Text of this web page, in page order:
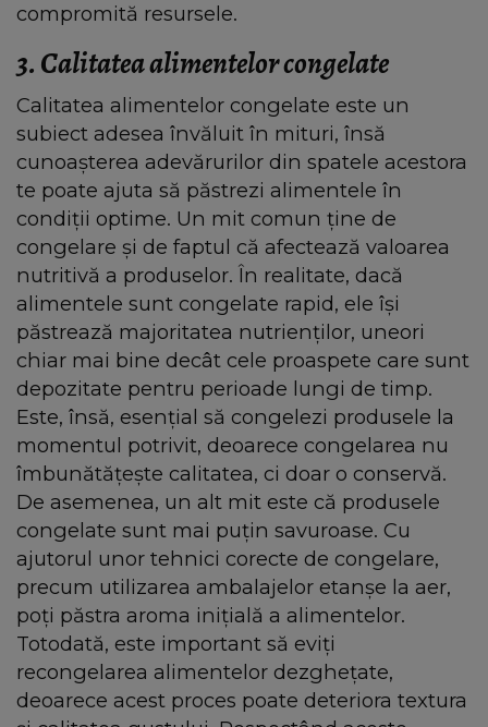
compromită resursele.
3. Calitatea alimentelor congelate
Calitatea alimentelor congelate este un
subiect adesea învăluit în mituri, însă
cunoașterea adevărurilor din spatele acestora
te poate ajuta să păstrezi alimentele în
condiții optime. Un mit comun ține de
congelare și de faptul că afectează valoarea
nutritivă a produselor. În realitate, dacă
alimentele sunt congelate rapid, ele își
păstrează majoritatea nutrienților, uneori
chiar mai bine decât cele proaspete care sunt
depozitate pentru perioade lungi de timp.
Este, însă, esențial să congelezi produsele la
momentul potrivit, deoarece congelarea nu
îmbunătățește calitatea, ci doar o conservă.
De asemenea, un alt mit este că produsele
congelate sunt mai puțin savuroase. Cu
ajutorul unor tehnici corecte de congelare,
precum utilizarea ambalajelor etanșe la aer,
poți păstra aroma inițială a alimentelor.
Totodată, este important să eviți
recongelarea alimentelor dezghețate,
deoarece acest proces poate deteriora textura